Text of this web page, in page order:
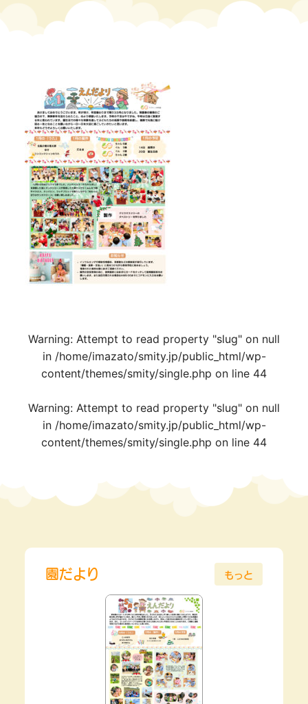
Warning: Attempt to read property "slug" on null
in /home/imazato/smity.jp/public_html/wp-
content/themes/smity/single.php on line 44
Warning: Attempt to read property "slug" on null
in /home/imazato/smity.jp/public_html/wp-
content/themes/smity/single.php on line 44
園だより もっと